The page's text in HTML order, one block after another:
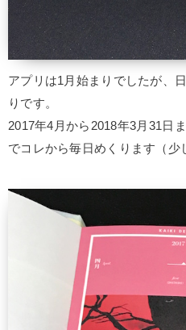
アプリは1月始まりでしたが、
りです。
2017年4月から2018年3月31日
でコレから毎日めくります（少